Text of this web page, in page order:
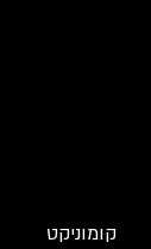
קומוניקט